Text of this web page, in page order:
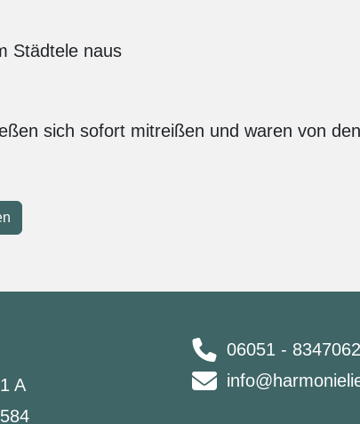
Städtele naus
sich sofort mitreißen und waren von
A
06051 - 8347062